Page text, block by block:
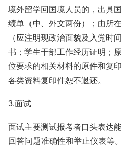
境外留学回国境人员的，出具
绩单（中、外文两份）；由所
（应注明现政治面貌及入党时
书；学生干部工作经历证明；
位要求的相关材料的原件和复
各类资料复印件恕不退还。
3.面试
面试主要测试报考者口头表达
回答问题准确性和举止仪表等